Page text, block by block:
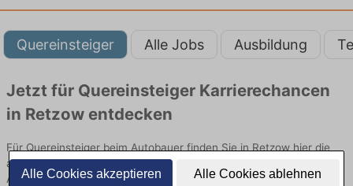
Alle Cookies akzeptieren Alle Cookies ablehnen
Quereinsteiger Alle Jobs Ausbildung
Jetzt für Quereinsteiger Karrierechancen
in Retzow entdecken
Für Quereinsteiger beim Autobauer finden Sie in Retzow hier die
aktuellsten Angebote. Entdecken Sie freie Optionen von Top-
Arbeitgebern und bewerben Sie sich noch heute.